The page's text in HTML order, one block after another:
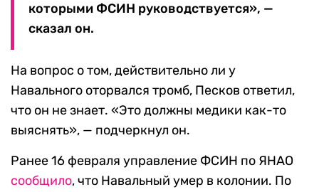
которыми ФСИН руководствуется», —
сказал он.
На вопрос о том, действительно ли у
Навального оторвался тромб, Песков ответил,
что он не знает. «Это должны медики как-то
выяснять», — подчеркнул он.
Ранее 16 февраля управление ФСИН по ЯНАО
сообщило, что Навальный умер в колонии. По